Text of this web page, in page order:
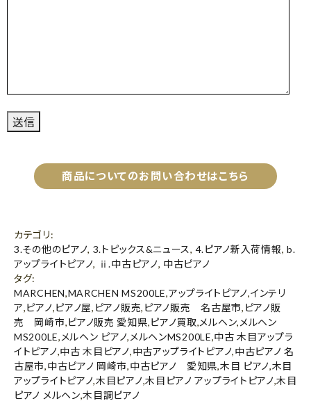
商品についてのお問い合わせはこちら
カテゴリ:
3.その他のピアノ, 3.トピックス&ニュース, 4.ピアノ新入荷情報, b.
アップライトピアノ, ⅱ.中古ピアノ, 中古ピアノ
タグ:
MARCHEN,MARCHEN MS200LE,アップライトピアノ,インテリ
ア,ピアノ,ピアノ屋, ピアノ販売, ピアノ販売 名古屋市, ピアノ販
売 岡崎市,ピアノ販売 愛知県,ピアノ買取,メルヘン, メルヘン
MS200LE, メルヘン ピアノ, メルヘンMS200LE,中古 木目アップラ
イトピアノ,中古 木目ピアノ,中古アップライトピアノ,中古ピアノ 名
古屋市,中古ピアノ 岡崎市,中古ピアノ 愛知県,木目 ピアノ,木目
アップライトピアノ,木目ピアノ,木目ピアノ アップライトピアノ,木目
ピアノ メルヘン,木目調ピアノ